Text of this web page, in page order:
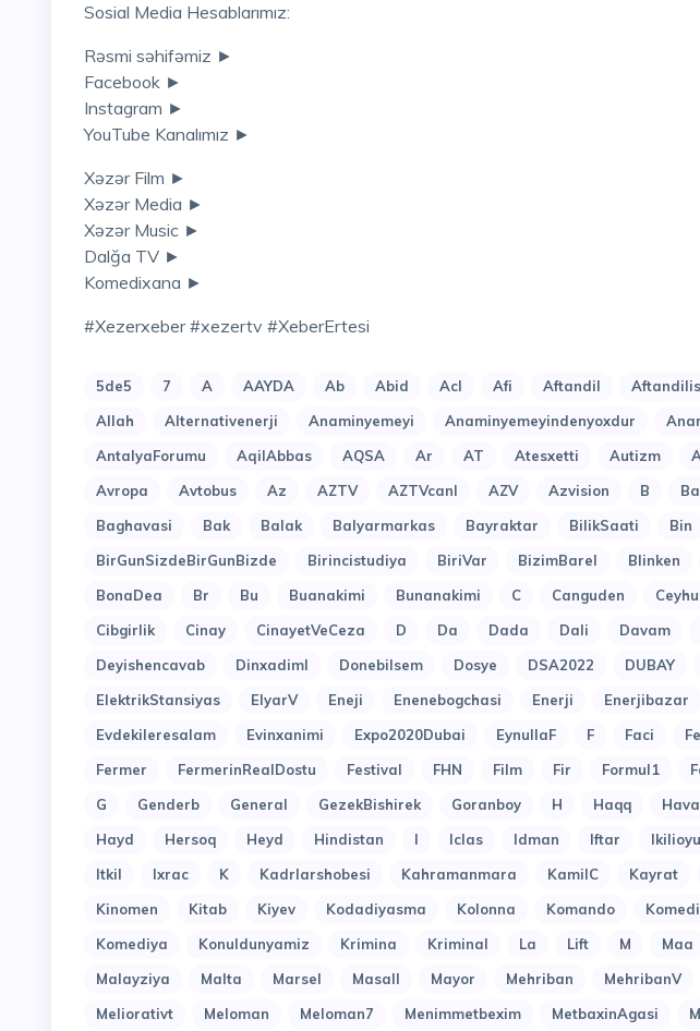
Sosial Media Hesablarımız:
Rəsmi səhifəmiz ►
Facebook ►
Instagram ►
YouTube Kanalımız ►
Xəzər Film ►
Xəzər Media ►
Xəzər Music ►
Dalğa TV ►
Komedixana ►
#xezerxeber #xezertv #XeberErtesi
5de5 7 A AAYDA Ab Abid Acl Afi Aftandil
Allah
Alternativenerji Anaminyemeyi Anaminyemeyindenyoxdur Anar
AntalyaForumu
AqilAbbas AQSA Ar AT Atesxetti Autizm
Avropa
Avtobus Az AZTV AZTVcanl AZV Azvision B Ba
Baghavasi
Bak Balak Balyarmarkas Bayraktar BilikSaati
Bin
BirGunSizdeBirGunBizde
Birincistudiya BiriVar BizimBarel Blinken
BonaDea
Br Bu Buanakimi Bunanakimi C Canguden
Cibgirlik
Cinay CinayetVeCeza D Da Dada Dali Davam
Deyishencavab
Dinxadiml Donebilsem Dosye DSA2022 DUBAY
ElektrikStansiyas
ElyarV Eneji Enenebogchasi Enerji Enerjibazar
Evdekileresalam
Evinxanimi Expo2020Dubai EynullaF F Faci
Fermer
FermerinRealDostu Festival FHN Film Fir Formul1
G
Genderb General GezekBishirek Goranboy H Haqq Hava
Hayd
Hersoq Heyd Hindistan I Iclas Idman Iftar
Itkil
Ixrac K Kadrlarshobesi Kahramanmara KamilC Kayrat
Kinomen
Kitab Kiyev Kodadiyasma Kolonna Komando
Komediya
Konuldunyamiz Krimina Kriminal La Lift M Maa
Malayziya
Malta Marsel Masall Mayor Mehriban MehribanV
Meliorativt
Meloman Meloman7 Menimmetbexim MetbaxinAgasi